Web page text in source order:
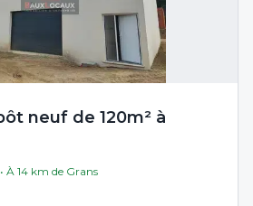
neuf de 120m² à
• À 14 km de Grans